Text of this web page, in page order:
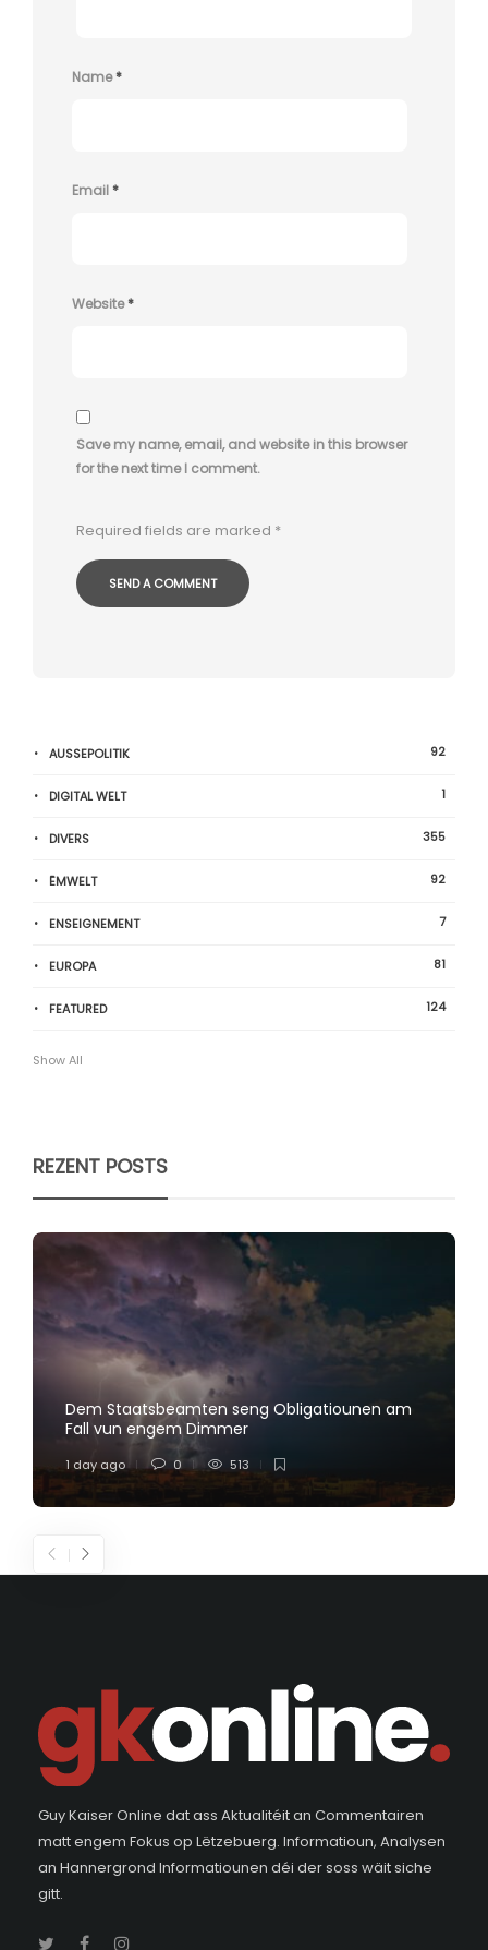
Name*
Email*
Website*
Save my name, email, and website in this browser
for the next time I comment.
Required fields are marked *
AUSSEPOLITIK 92
DIGITAL WELT 1
DIVERS 355
ËMWELT 92
ENSEIGNEMENT 7
EUROPA 81
FEATURED 124
Show All
REZENT POSTS
Dem Staatsbeamten seng Obligatiounen am
Fall vun engem Dimmer
1 day ago 0 513
Guy Kaiser Online dat ass Aktualitéit an Commentairen
matt engem Fokus op Lëtzebuerg. Informatioun, Analysen
an Hannergrond Informatiounen déi der soss wäit siche
gitt.